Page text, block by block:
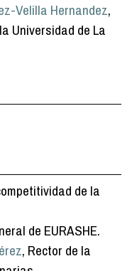
Velilla Hernandez,
Universidad de La
de la
de EURASHE.
, Rector de la